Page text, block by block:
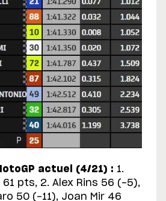
actuel (4/21) : 1.
pts, 2. Alex Rins 56 (-5),
50 (-11), Joan Mir 46